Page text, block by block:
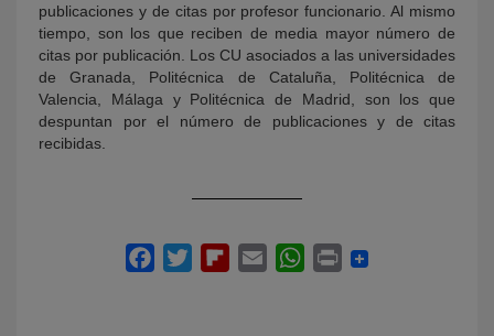
publicaciones y de citas por profesor funcionario. Al mismo
tiempo, son los que reciben de media mayor número de
citas por publicación. Los CU asociados a las universidades
de Granada, Politécnica de Cataluña, Politécnica de
Valencia, Málaga y Politécnica de Madrid, son los que
despuntan por el número de publicaciones y de citas
recibidas.